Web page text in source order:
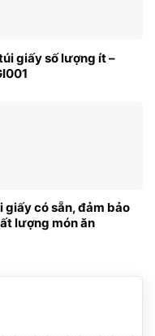
giấy số lượng ít –
giấy có sẵn, đảm bảo
lượng món ăn